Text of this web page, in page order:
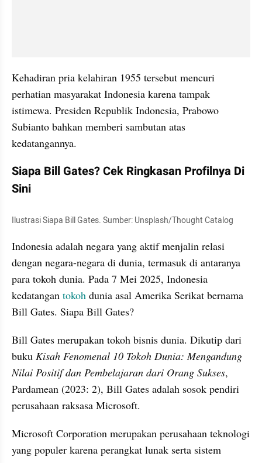
Kehadiran pria kelahiran 1955 tersebut mencuri
perhatian masyarakat Indonesia karena tampak
istimewa. Presiden Republik Indonesia, Prabowo
Subianto bahkan memberi sambutan atas
kedatangannya.
Siapa Bill Gates? Cek Ringkasan Profilnya Di
Sini
Ilustrasi Siapa Bill Gates. Sumber: Unsplash/Thought Catalog
Indonesia adalah negara yang aktif menjalin relasi
dengan negara-negara di dunia, termasuk di antaranya
para tokoh dunia. Pada 7 Mei 2025, Indonesia
kedatangan tokoh dunia asal Amerika Serikat bernama
Bill Gates. Siapa Bill Gates?
Bill Gates merupakan tokoh bisnis dunia. Dikutip dari
buku Kisah Fenomenal 10 Tokoh Dunia: Mengandung
Nilai Positif dan Pembelajaran dari Orang Sukses,
Pardamean (2023: 2), Bill Gates adalah sosok pendiri
perusahaan raksasa Microsoft.
Microsoft Corporation merupakan perusahaan teknologi
yang populer karena perangkat lunak serta sistem